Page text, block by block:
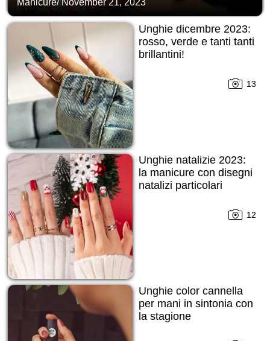
Manicure/ November 21, 2023
Unghie dicembre 2023:
rosso, verde e tanti tanti
brillantini!
13
Unghie natalizie 2023:
la manicure con disegni
natalizi particolari
12
Unghie color cannella
per mani in sintonia con
la stagione